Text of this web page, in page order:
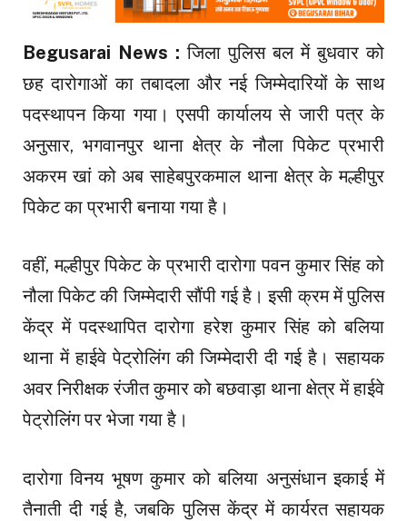
Begusarai News :जिला पुलिस बल में बुधवार को
छह दारोगाओं का तबादला और नई जिम्मेदारियों के साथ
पदस्थापन किया गया। एसपी कार्यालय से जारी पत्र के
अनुसार, भगवानपुर थाना क्षेत्र के नौला पिकेट प्रभारी
अकरम खां को अब साहेबपुरकमाल थाना क्षेत्र के मल्हीपुर
पिकेट का प्रभारी बनाया गया है।
वहीं, मल्हीपुर पिकेट के प्रभारी दारोगा पवन कुमार सिंह को
नौला पिकेट की जिम्मेदारी सौंपी गई है। इसी क्रम में पुलिस
केंद्र में पदस्थापित दारोगा हरेश कुमार सिंह को बलिया
थाना में हाईवे पेट्रोलिंग की जिम्मेदारी दी गई है। सहायक
अवर निरीक्षक रंजीत कुमार को बछवाड़ा थाना क्षेत्र में हाईवे
पेट्रोलिंग पर भेजा गया है।
दारोगा विनय भूषण कुमार को बलिया अनुसंधान इकाई में
तैनाती दी गई है, जबकि पुलिस केंद्र में कार्यरत सहायक